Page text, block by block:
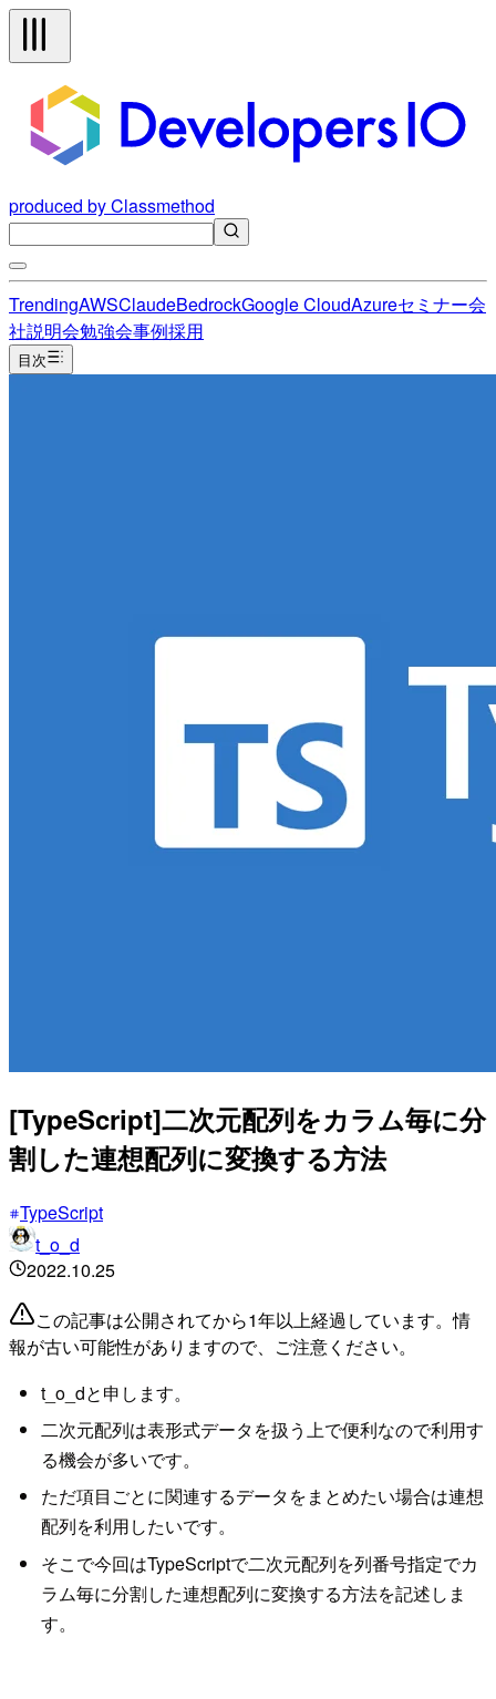
produced by Classmethod
TrendingAWSClaudeBedrockGoogle CloudAzureセミナー会
社説明会勉強会事例採用
目次
[TypeScript]二次元配列をカラム毎に分
割した連想配列に変換する方法
TypeScript
t_o_d
2022.10.25
この記事は公開されてから1年以上経過しています。情
報が古い可能性がありますので、ご注意ください。
t_o_dと申します。
二次元配列は表形式データを扱う上で便利なので利用す
る機会が多いです。
ただ項目ごとに関連するデータをまとめたい場合は連想
配列を利用したいです。
そこで今回はTypeScriptで二次元配列を列番号指定でカ
ラム毎に分割した連想配列に変換する方法を記述しま
す。